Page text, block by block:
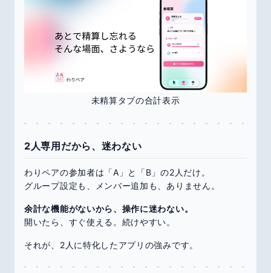
未精算タブの合計表示
2人専用だから、迷わない
わりペアの参加者は「A」と「B」の2人だけ。
グループ設定も、メンバー追加も、ありません。
余計な機能がないから、操作に迷わない。
開いたら、すぐ使える。続けやすい。
それが、2人に特化したアプリの強みです。